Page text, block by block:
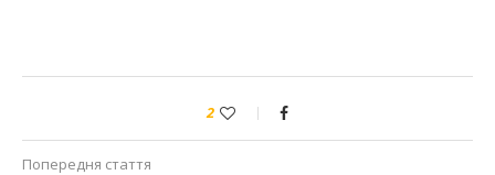
2
Попередня стаття